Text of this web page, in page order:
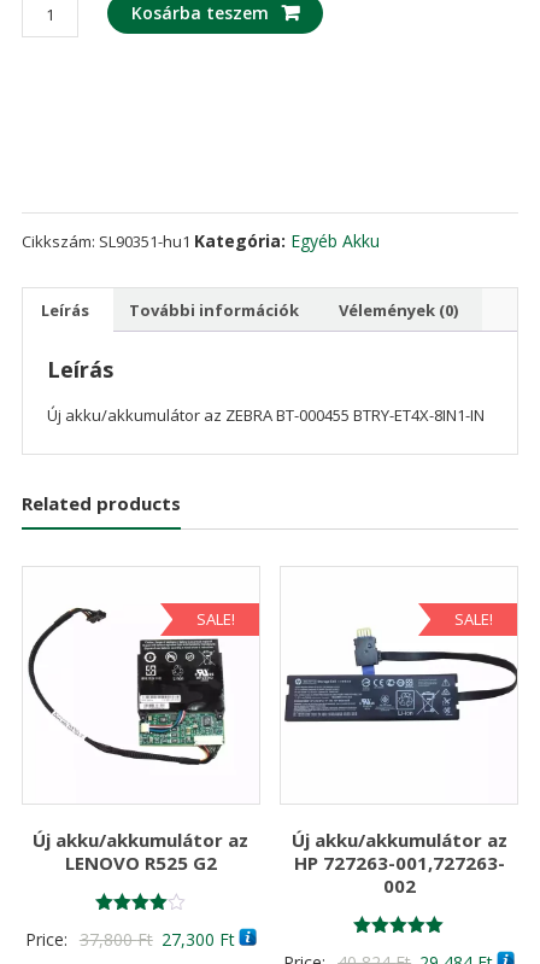
akku/akkumulátor
IN
mennyiség
Kosárba teszem
Cikkszám: SL90351-hu1 Kategória: Egyéb Akku
Leírás További információk Vélemények (0)
Leírás
Új akku/akkumulátor az ZEBRA BT-000455 BTRY-ET4X-8IN1-IN
Related products
SALE!
Új akku/akkumulátor az
LENOVO R525 G2
4.00
Price: 37,800Ft Original
27,300 FtCurrent
SALE!
Új akku/akkumulátor az
HP 727263-001,727263-
002